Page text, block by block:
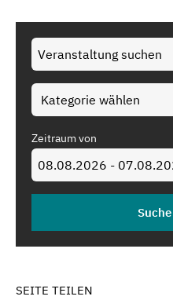
Zeitraum von
SEITE TEILEN